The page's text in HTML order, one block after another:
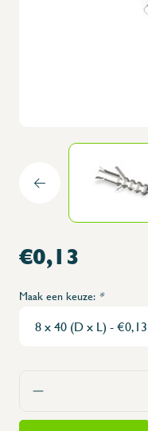
€0,13
Maak een keuze: *